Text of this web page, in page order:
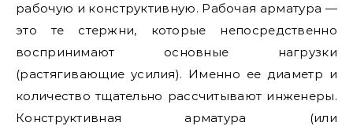
рабочую и конструктивную. Рабочая арматура —
это те стержни, которые непосредственно
воспринимают основные нагрузки
(растягивающие усилия). Именно ее диаметр и
количество тщательно рассчитывают инженеры.
Конструктивная арматура (или